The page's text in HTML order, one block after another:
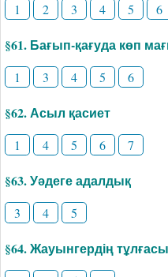
1 2 3 4 5 6
§61. Бағып-қағуда көп
1 3 4 5 6
§62. Асыл қасиет
1 4 5 6 7
§63. Уәдеге адалдық
3 4 5
§64. Жауынгердің тұлғасы